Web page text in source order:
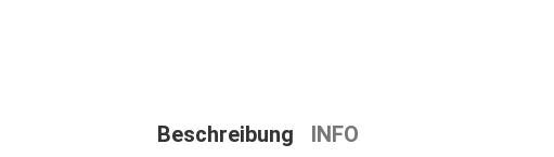
Beschreibung INFO